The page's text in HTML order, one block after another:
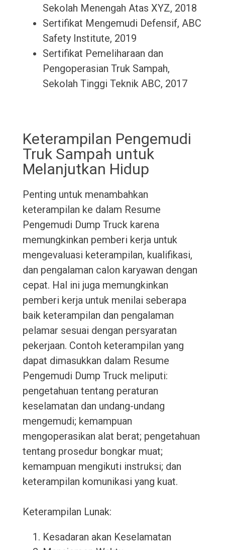
Sekolah Menengah Atas XYZ, 2018
Sertifikat Mengemudi Defensif, ABC
Safety Institute, 2019
Sertifikat Pemeliharaan dan
Pengoperasian Truk Sampah,
Sekolah Tinggi Teknik ABC, 2017
Keterampilan Pengemudi
Truk Sampah untuk
Melanjutkan Hidup
Penting untuk menambahkan
keterampilan ke dalam Resume
Pengemudi Dump Truck karena
memungkinkan pemberi kerja untuk
mengevaluasi keterampilan, kualifikasi,
dan pengalaman calon karyawan dengan
cepat. Hal ini juga memungkinkan
pemberi kerja untuk menilai seberapa
baik keterampilan dan pengalaman
pelamar sesuai dengan persyaratan
pekerjaan. Contoh keterampilan yang
dapat dimasukkan dalam Resume
Pengemudi Dump Truck meliputi:
pengetahuan tentang peraturan
keselamatan dan undang-undang
mengemudi; kemampuan
mengoperasikan alat berat; pengetahuan
tentang prosedur bongkar muat;
kemampuan mengikuti instruksi; dan
keterampilan komunikasi yang kuat.
Keterampilan Lunak:
Kesadaran akan Keselamatan